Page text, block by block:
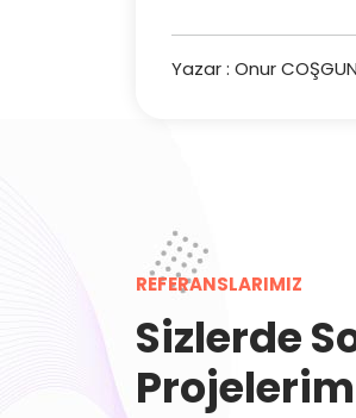
Yazar : Onur COŞGUN
REFERANSLARIMIZ
Sizlerde